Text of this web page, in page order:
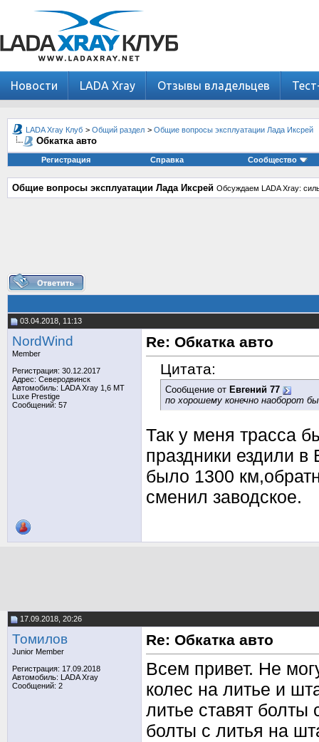
Новости LADA Xray Отзывы владельцев
LADA Xray Клуб > Общий раздел > Общие вопросы эксплуатации Лада Иксрей
Обкатка авто
Регистрация Справка Сообщество
Общие вопросы эксплуатации Лада Иксрей Обсуждаем LADA Xray:
03.04.2018, 11:13
NordWind
Member
Регистрация: 30.12.2017
Адрес: Северодвинск
Автомобиль: LADA Xray 1,6 MT
Luxe Prestige
Сообщений: 57
Re: Обкатка авто
Цитата:
Сообщение от Евгений 77
по хорошему конечно наоборот
Так у меня трасса
праздники ездили
было 1300
сменил заводское.
17.09.2018, 20:26
Томилов
Junior Member
Регистрация: 17.09.2018
Автомобиль: LADA Xray
Сообщений: 2
Re: Обкатка авто
Всем привет. Не
колес на литье и
литье ставят
болты с литья на